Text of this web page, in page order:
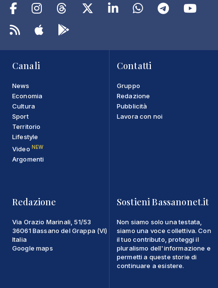
Canali
News
Economia
Cultura
Sport
Territorio
Lifestyle
Video NEW
Argomenti
Contatti
Gruppo
Redazione
Pubblicità
Lavora con noi
Redazione
Via Orazio Marinali, 51/53
36061 Bassano del Grappa (VI)
Italia
Google maps
Sostieni Bassanonet.it
Non siamo solo una testata,
siamo una voce collettiva. Con
il tuo contributo, proteggi il
pluralismo dell'informazione e
permetti a queste storie di
continuare a esistere.